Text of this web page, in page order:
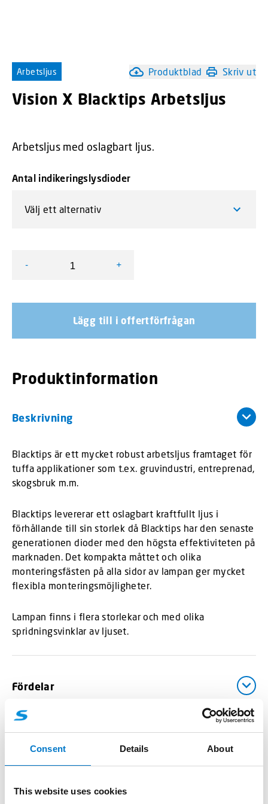
Consent Details About
This website uses cookies
Arbetsljus Produktblad Skriv ut
Vision X Blacktips Arbetsljus
Arbetsljus med oslagbart ljus.
Antal indikeringslysdioder
-
Vision X Blacktips Arbetsljus mängd
+
Lägg till i offertförfrågan
Produktinformation
Beskrivning
Blacktips är ett mycket robust arbetsljus framtaget för
tuffa applikationer som t.ex. gruvindustri, entreprenad,
skogsbruk m.m.
Blacktips levererar ett oslagbart kraftfullt ljus i
förhållande till sin storlek då Blacktips har den senaste
generationen dioder med den högsta effektiviteten på
marknaden. Det kompakta måttet och olika
monteringsfästen på alla sidor av lampan ger mycket
flexibla monteringsmöjligheter.
Lampan finns i flera storlekar och med olika
spridningsvinklar av ljuset.
Fördelar
Teknisk data